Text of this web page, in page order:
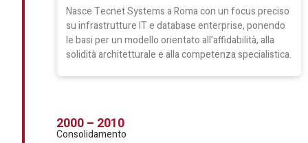
Nasce Tecnet Systems a Roma con un focus preciso
su infrastrutture IT e database enterprise, ponendo
le basi per un modello orientato all’affidabilità, alla
solidità architetturale e alla competenza specialistica.
2000 – 2010
Consolidamento